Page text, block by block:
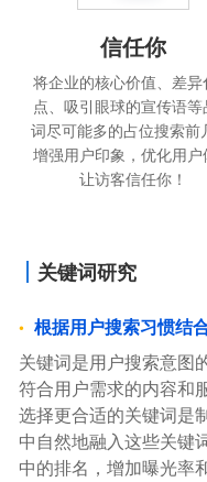
信任你
将企业的核心价值、差异
点、吸引眼球的宣传语等
词尽可能多的占位搜索前
增强用户印象，优化用户
让访客信任你！
关键词研究
根据用户搜索习惯结
关键词是用户搜索意图
符合用户需求的内容和
选择更合适的关键词是
中自然地融入这些关键
中的排名，增加曝光率